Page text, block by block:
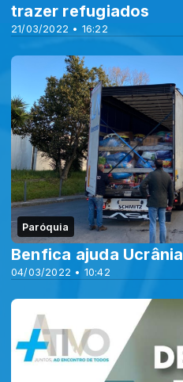
21/03/2022 • 16:22
trazer refugiados
Paróquia
04/03/2022 • 10:42
Benfica ajuda Ucrânia